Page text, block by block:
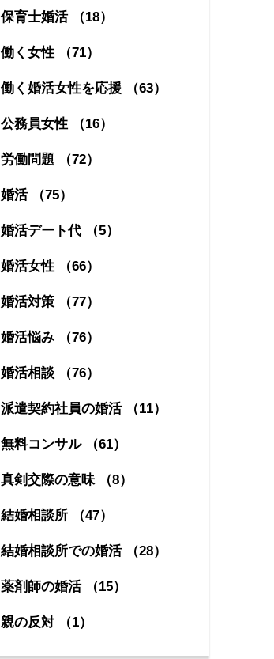
保育士婚活 （18）
働く女性 （71）
働く婚活女性を応援 （63）
公務員女性 （16）
労働問題 （72）
婚活 （75）
婚活デート代 （5）
婚活女性 （66）
婚活対策 （77）
婚活悩み （76）
婚活相談 （76）
派遣契約社員の婚活 （11）
無料コンサル （61）
真剣交際の意味 （8）
結婚相談所 （47）
結婚相談所での婚活 （28）
薬剤師の婚活 （15）
親の反対 （1）